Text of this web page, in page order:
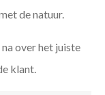
de natuur.
over het juiste
klant.